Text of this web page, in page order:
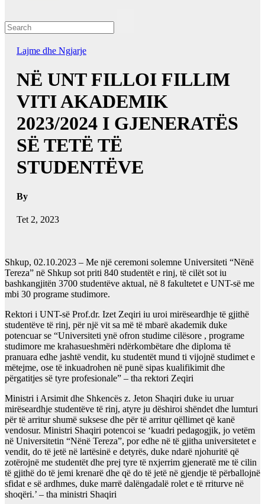
Lajme dhe Ngjarje
NË UNT FILLOI FILLIM
VITI AKADEMIK
2023/2024 I GJENERATËS
SË TETË TË
STUDENTËVE
By
Tet 2, 2023
Shkup, 02.10.2023 – Me një ceremoni solemne Universiteti “Nënë
Tereza” në Shkup sot priti 840 studentët e rinj, të cilët sot iu
bashkangjitën 3700 studentëve aktual, në 8 fakultetet e UNT-së me
mbi 30 programe studimore.
Rektori i UNT-së Prof.dr. Izet Zeqiri iu uroi mirëseardhje të gjithë
studentëve të rinj, për një vit sa më të mbarë akademik duke
potencuar se “Universiteti ynë ofron studime cilësore , programe
studimore me krahasueshmëri ndërkombëtare dhe diploma të
pranuara edhe jashtë vendit, ku studentët mund ti vijojnë studimet e
mëtejme, ose të inkuadrohen në punë sipas kualifikimit dhe
përgatitjes së tyre profesionale” – tha rektori Zeqiri
Ministri i Arsimit dhe Shkencës z. Jeton Shaqiri duke iu uruar
mirëseardhje studentëve të rinj, atyre ju dëshiroi shëndet dhe lumturi
për të arritur shumë suksese dhe për të arritur qëllimet që kanë
vendosur. Ministri Shaqiri potencoi se ‘kuadri pedagogjik, jo vetëm
në Universitetin “Nënë Tereza”, por edhe në të gjitha universitetet e
vendit, do të jetë në lartësinë e detyrës, duke ndarë njohuritë që
zotërojnë me studentët dhe prej tyre të nxjerrim gjeneratë me të cilin
të gjithë do të jemi krenarë dhe që do të jetë në gjendje të përballojnë
sfidat e së ardhmes, duke marrë dalëngadalë rolet e të rriturve në
shoqëri.’ – tha ministri Shaqiri